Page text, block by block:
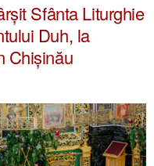
Sfânta Liturghie
Duh, la
Chișinău